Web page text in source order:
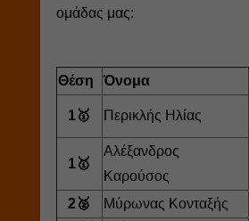
ομάδας μας:
Θέση Όνομα
1🥇 Περικλής Ηλίας
1🥇
Αλέξανδρος
Καρούσος
2🥈 Μύρωνας Κονταξής